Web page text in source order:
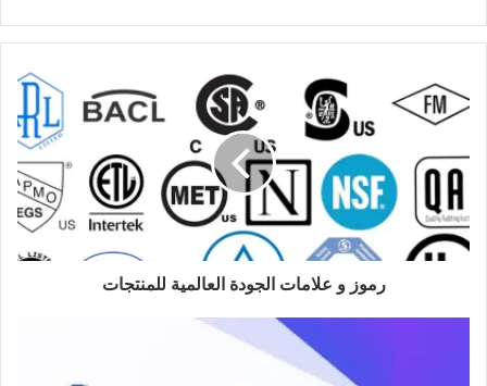
رموز و علامات الجودة العالمية للمنتجات